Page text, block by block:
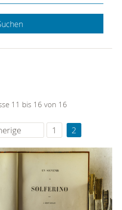
11 bis 16 von 16
1 2